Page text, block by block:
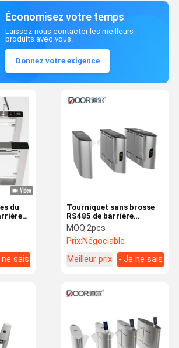
Économisez votre temps
Laissez-nous contacter les meilleurs
produits avec vous.
Donnez votre exigence
Tourniquet sans brosse
RS485 de barrière
d'aileron de carte du
moteur SUS304 RFID de
C.C
MOQ:2pcs
Prix:Négociable
Meilleur prix
- Je ne sais
du
ne sais